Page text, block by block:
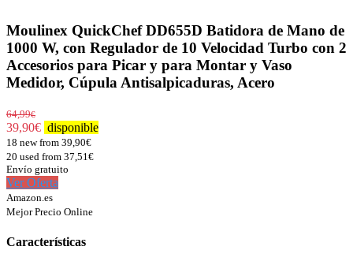
Moulinex QuickChef DD655D Batidora de Mano de
1000 W, con Regulador de 10 Velocidad Turbo con 2
Accesorios para Picar y para Montar y Vaso
Medidor, Cúpula Antisalpicaduras, Acero
64,99€
39,90€ disponible
18 new from 39,90€
20 used from 37,51€
Envío gratuito
Ver Oferta
Amazon.es
Mejor Precio Online
Características